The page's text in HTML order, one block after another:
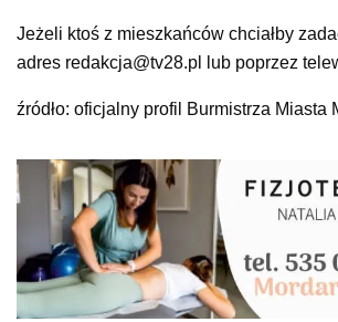
Jeżeli ktoś z mieszkańców chciałby
adres redakcja@tv28.pl lub poprzez
źródło: oficjalny profil Burmistrza Miasta